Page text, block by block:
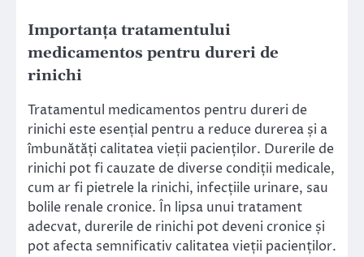
Importanța tratamentului
medicamentos pentru dureri de
rinichi
Tratamentul medicamentos pentru dureri de
rinichi este esențial pentru a reduce durerea și a
îmbunătăți calitatea vieții pacienților. Durerile de
rinichi pot fi cauzate de diverse condiții medicale,
cum ar fi pietrele la rinichi, infecțiile urinare, sau
bolile renale cronice. În lipsa unui tratament
adecvat, durerile de rinichi pot deveni cronice și
pot afecta semnificativ calitatea vieții pacienților.